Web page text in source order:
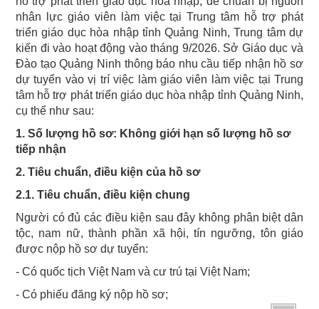
nhân lực giáo viên làm việc tại Trung tâm hỗ trợ phát
triển giáo dục hòa nhập tỉnh Quảng Ninh, Trung tâm dự
kiến đi vào hoạt động vào tháng 9/2026. Sở Giáo dục và
Đào tạo Quảng Ninh thông báo nhu cầu tiếp nhận hồ sơ
dự tuyển vào vị trí việc làm giáo viên làm việc tại Trung
tâm hỗ trợ phát triển giáo dục hòa nhập tỉnh Quảng Ninh,
cụ thể như sau:
1. Số lượng hồ sơ: Không giới hạn số lượng hồ sơ
tiếp nhận
2. Tiêu chuẩn, điều kiện của hồ sơ
2.1. Tiêu chuẩn, điều kiện chung
Người có đủ các điều kiện sau đây không phân biệt dân
tộc, nam nữ, thành phần xã hội, tín ngưỡng, tôn giáo
được nộp hồ sơ dự tuyển:
- Có quốc tịch Việt Nam và cư trú tại Việt Nam;
- Có phiếu đăng ký nộp hồ sơ;